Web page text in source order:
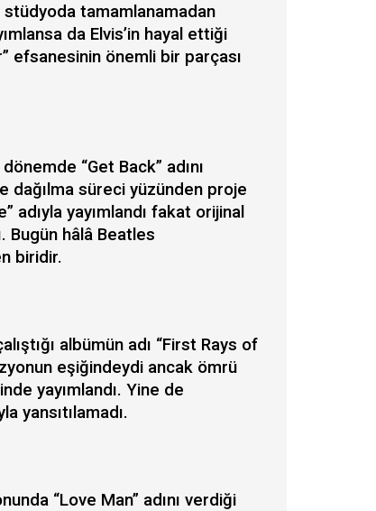
stüdyoda tamamlanamadan
da Elvis’in hayal ettiği
efsanesinin önemli bir parçası
“Get Back” adını
dağılma süreci yüzünden proje
adıyla yayımlandı fakat orijinal
Bugün hâlâ Beatles
biridir.
albümün adı “First Rays of
eşiğindeydi ancak ömrü
yayımlandı. Yine de
yansıtılamadı.
“Love Man” adını verdiği